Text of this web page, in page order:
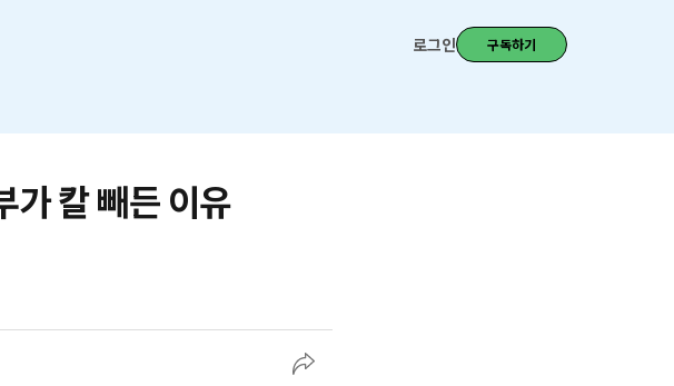
로그인 구독하기
칼 빼든 이유